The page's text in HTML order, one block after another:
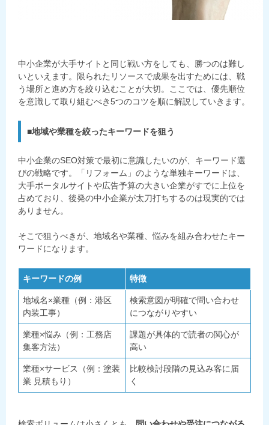
中小企業が大手サイトと同じ戦い方をしても、勝つのは難し
いといえます。限られたリソースで成果を出すためには、戦
う場所と進め方を絞り込むことが大切。ここでは、優先順位
を意識して取り組むべき5つのコツを順に解説していきます。
■地域や業種を絞ったキーワードを狙う
中小企業のSEO対策で最初に意識したいのが、キーワード選
びの戦略です。「リフォーム」のような単独キーワードは、
大手ポータルサイトや広告予算の大きい企業がすでに上位を
占めており、後発の中小企業が太刀打ちするのは現実的では
ありません。
そこで狙うべきが、地域名や業種、悩みを組み合わせたキー
ワードになります。
キーワードの例 特徴
地域名×業種（例：港区
内装工事）
検索意図が明確で問い合わせ
につながりやすい
業種×悩み（例：工務店
集客方法）
課題が具体的で読者の関心が
高い
業種×サービス（例：塗装
業 見積もり）
比較検討段階の見込み客に届
く